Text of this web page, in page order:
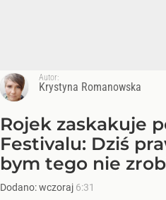
Autor:
Krystyna Romanowska
Rojek zaskakuje
Festivalu: Dziś
bym tego nie
Dodano:wczoraj 6:31